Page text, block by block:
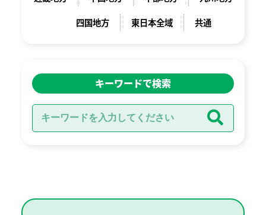
四国地方
東日本全域 共通
キーワードで検索